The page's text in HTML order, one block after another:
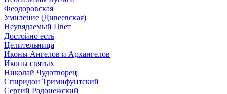
Феодоровская
Умиление (Дивеевская)
Неувядаемый Цвет
Достойно есть
Целительница
Иконы Ангелов и Архангелов
Иконы святых
Николай Чудотворец
Спиридон Тримифунтский
Сергий Радонежский